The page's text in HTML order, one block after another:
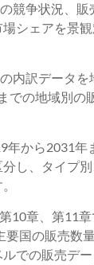
競争状況、販
シェアを景
内訳データ
での地域別の
年から2031年
し、タイプ
10章、第11
要国の販売数
での販売デー